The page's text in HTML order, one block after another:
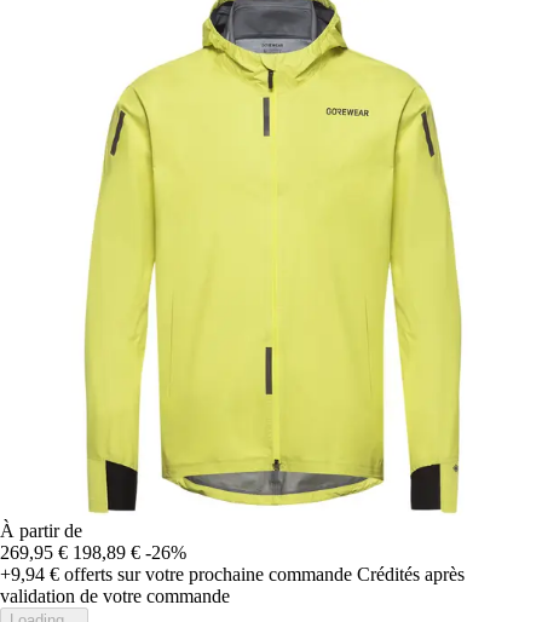
À partir de
269,95 € 198,89 € -26%
+9,94 € offerts sur votre prochaine commande Crédités après
validation de votre commande